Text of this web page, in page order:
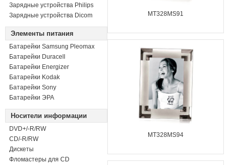
Зарядные устройства Philips
Зарядные устройства Dicom
Элементы питания
Батарейки Samsung Pleomax
Батарейки Duracell
Батарейки Energizer
Батарейки Kodak
Батарейки Sony
Батарейки ЭРА
Носители информации
DVD+/-R/RW
СD/-R/RW
Дискеты
Фломастеры для CD
MT328MS91
MT328MS94